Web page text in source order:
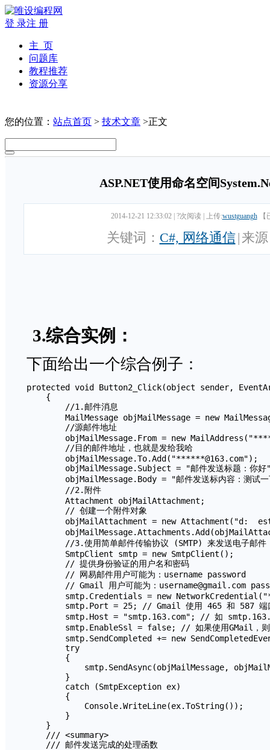
登 录注 册
主 页
问题库
教程推荐
资源分享
您的位置： 站点首页 > 技术文章 >正文
ASP.NET使用命名空间
2014-12-21 12:33:02 ?次阅读 上传:wustguangh
关键词： C#, 网络通信| 来
3.综合实例：
下面给出一个综合例子：
protected void Button2_Click(object sender,
    {
        //1.邮件消息
MailMessage objMailMessage = new
        //源邮件地址
objMailMessage.From = new
        //目的邮件地址，也就是发给我哈
        objMailMessage.To.Add("******@163.com");
objMailMessage.Subject = "邮件发送标题：你好
objMailMessage.Body = "邮件发送标内容：测试
        //2.附件
        Attachment objMailAttachment;
        // 创建一个附件对象
        objMailAttachment = new Attachment("d:	est.jpg");//发送邮件的附件
        //3.使用简单邮件传输协议 (SMTP) 来发送电子邮件
        SmtpClient smtp = new SmtpClient();
        // 提供身份验证的用户名和密码
        // 网易邮件用户可能为：username password
// Gmail 用户可能为：username@gmail.com
smtp.Credentials = new
smtp.Port = 25; // Gmail 使用 465 和 587
smtp.Host = "smtp.163.com"; // 如
smtp.EnableSsl = false; // 如果使用GMail，
smtp.SendCompleted += new
        try
        {
smtp.SendAsync(objMailMessage,
        }
        catch (SmtpException ex)
        {
            Console.WriteLine(ex.ToString());
        }
    }
    /// <summary>
    /// 邮件发送完成的处理函数